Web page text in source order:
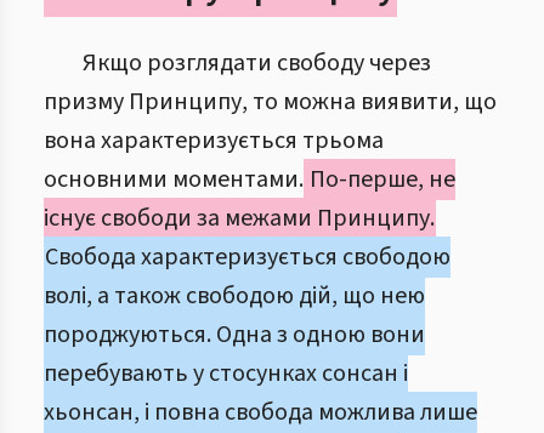
Якщо розглядати свободу через
призму Принципу, то можна виявити, що
вона характеризується трьома
основними моментами. По-перше, не
існує свободи за межами Принципу.
Свобода характеризується свободою
волі, а також свободою дій, що нею
породжуються. Одна з одною вони
перебувають у стосунках сонсан і
хьонсан, і повна свобода можлива лише